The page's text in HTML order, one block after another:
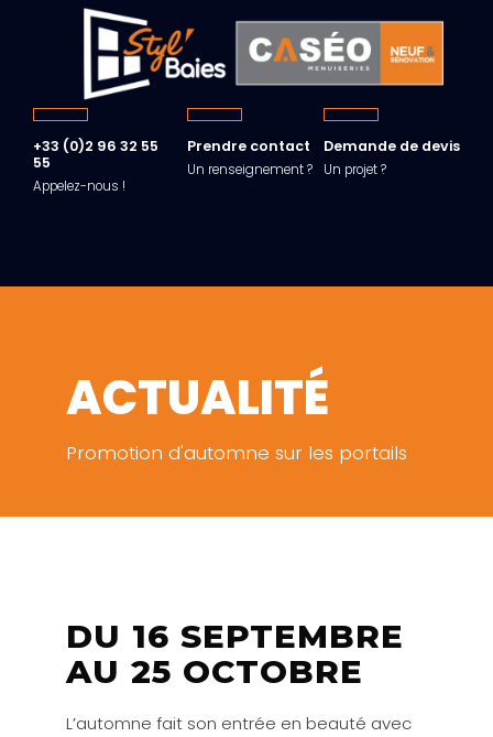
+33 (0)2 96 32 55
55
Appelez-nous !
Prendre contact
Un renseignement ?
Demande de devis
Un projet ?
ACTUALITÉ
Promotion d'automne sur les portails
DU 16 SEPTEMBRE
AU 25 OCTOBRE
L’automne fait son entrée en beauté avec